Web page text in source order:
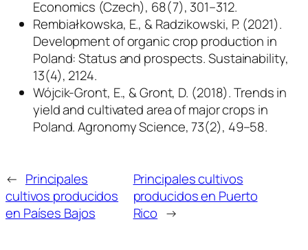
Economics (Czech), 68(7), 301–312.
Rembiałkowska, E., & Radzikowski, P. (2021).
Development of organic crop production in
Poland: Status and prospects.Sustainability,
13(4), 2124.
Wójcik-Gront, E., & Gront, D. (2018). Trends in
yield and cultivated area of major crops in
Poland.Agronomy Science, 73(2), 49–58.
← Principales
cultivos producidos
en Países Bajos
Principales cultivos
producidos en Puerto
Rico →